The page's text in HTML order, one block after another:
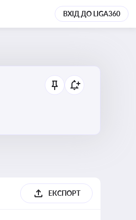
ВХІД ДО LIGA360
ЕКСПОРТ